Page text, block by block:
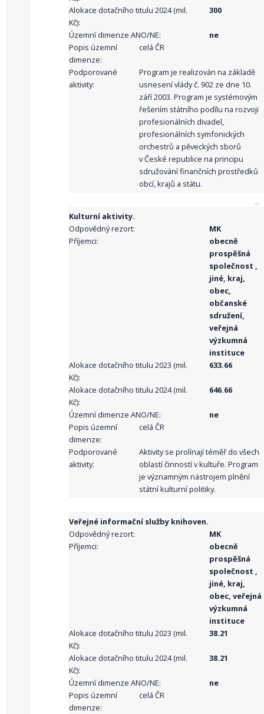
Alokace dotačního titulu 2024 (mil.
Kč):
300
Územní dimenze ANO/NE:
ne
Popis územní
dimenze:
celá ČR
Podporované
aktivity:
Program je realizován na základě
usnesení vlády č. 902 ze dne 10.
září 2003. Program je systémovým
řešením státního podílu na rozvoji
profesionálních divadel,
profesionálních symfonických
orchestrů a pěveckých sborů
v České republice na principu
sdružování finančních prostředků
obcí, krajů a státu.
Kulturní aktivity.
Odpovědný rezort:
MK
Příjemci:
obecně
prospěšná
společnost ,
jiné, kraj,
obec,
občanské
sdružení,
veřejná
výzkumná
instituce
Alokace dotačního titulu 2023 (mil.
Kč):
633.66
Alokace dotačního titulu 2024 (mil.
Kč):
646.66
Územní dimenze ANO/NE:
ne
Popis územní
dimenze:
celá ČR
Podporované
aktivity:
Aktivity se prolínají téměř do všech
oblastí činností v kultuře. Program
je významným nástrojem plnění
státní kulturní politiky.
Veřejné informační služby knihoven.
Odpovědný rezort:
MK
Příjemci:
obecně
prospěšná
společnost ,
jiné, kraj,
obec, veřejná
výzkumná
instituce
Alokace dotačního titulu 2023 (mil.
Kč):
38.21
Alokace dotačního titulu 2024 (mil.
Kč):
38.21
Územní dimenze ANO/NE:
ne
Popis územní
dimenze:
celá ČR